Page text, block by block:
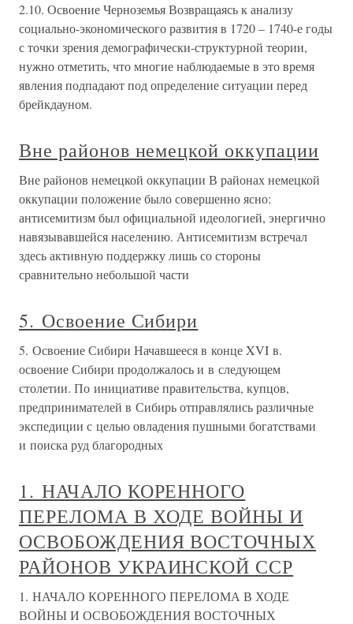
2.10. Освоение Черноземья Возвращаясь к анализу
социально-экономического развития в 1720 – 1740-е годы
с точки зрения демографически-структурной теории,
нужно отметить, что многие наблюдаемые в это время
явления подпадают под определение ситуации перед
брейкдауном.
Вне районов немецкой оккупации
Вне районов немецкой оккупации В районах немецкой
оккупации положение было совершенно ясно:
антисемитизм был официальной идеологией, энергично
навязывавшейся населению. Антисемитизм встречал
здесь активную поддержку лишь со стороны
сравнительно небольшой части
5. Освоение Сибири
5. Освоение Сибири Начавшееся в конце XVI в.
освоение Сибири продолжалось и в следующем
столетии. По инициативе правительства, купцов,
предпринимателей в Сибирь отправлялись различные
экспедиции с целью овладения пушными богатствами
и поиска руд благородных
1. НАЧАЛО КОРЕННОГО
ПЕРЕЛОМА В ХОДЕ ВОЙНЫ И
ОСВОБОЖДЕНИЯ ВОСТОЧНЫХ
РАЙОНОВ УКРАИНСКОЙ ССР
1. НАЧАЛО КОРЕННОГО ПЕРЕЛОМА В ХОДЕ
ВОЙНЫ И ОСВОБОЖДЕНИЯ ВОСТОЧНЫХ